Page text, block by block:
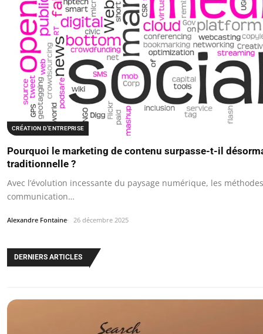
CRÉATION D’ENTREPRISE
Pourquoi le marketing de contenu surpasse-t-il
traditionnelle ?
Avec l’évolution incessante du paysage numérique, les
communication…
Alexandre Fontaine 26 décembre 2025
DERNIERS ARTICLES